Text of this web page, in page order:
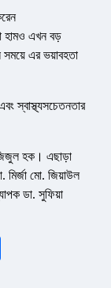
হামও এখন বড়
সময়ে এর ভয়াবহতা
স্বাস্থ্যসচেতনতার
হক। এছাড়া
মো. জিয়াউল
ডা. সুফিয়া